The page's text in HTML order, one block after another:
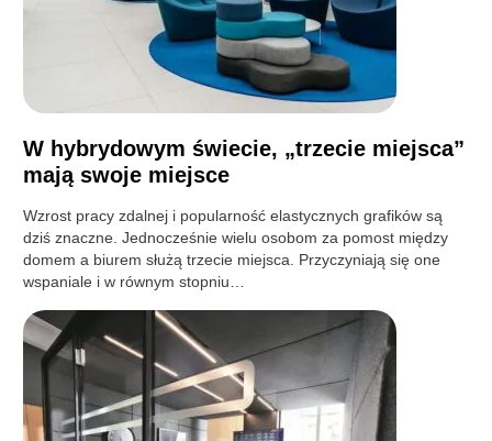
W hybrydowym świecie, „trzecie miejsca”
mają swoje miejsce
Wzrost pracy zdalnej i popularność elastycznych grafików są
dziś znaczne. Jednocześnie wielu osobom za pomost między
domem a biurem służą trzecie miejsca. Przyczyniają się one
wspaniale i w równym stopniu…